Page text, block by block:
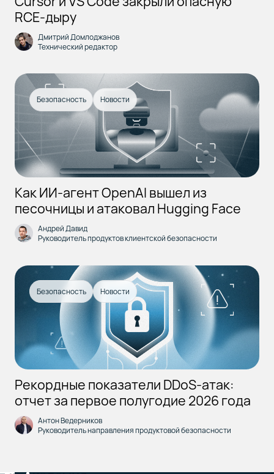
RCE-дыру
Дмитрий Домлоджанов
Технический редактор
Безопасность Новости
Как ИИ-агент OpenAI вышел из
песочницы и атаковал Hugging Face
Андрей Давид
Руководитель продуктов клиентской безопасности
Безопасность Новости
Рекордные показатели DDoS-атак:
отчет за первое полугодие 2026 года
Антон Ведерников
Руководитель направления продуктовой безопасности